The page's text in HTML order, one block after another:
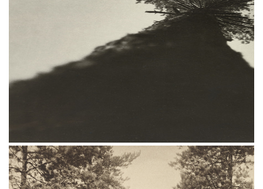
Фотографии Евгения Вишнякова, Николая